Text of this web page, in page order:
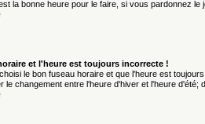
la bonne heure pour le faire, si vous pardonnez le
et l'heure est toujours incorrecte !
le bon fuseau horaire et que l'heure est
le changement entre l'heure d'hiver et l'heure